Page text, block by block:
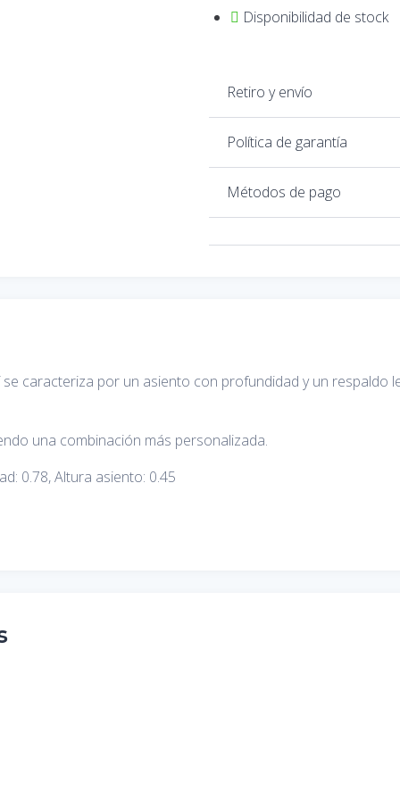
Disponibilidad de stock
Retiro y envío
Política de garantía
Métodos de pago
caracteriza por un asiento con profundidad y un respaldo
una combinación más personalizada.
0.78, Altura asiento: 0.45